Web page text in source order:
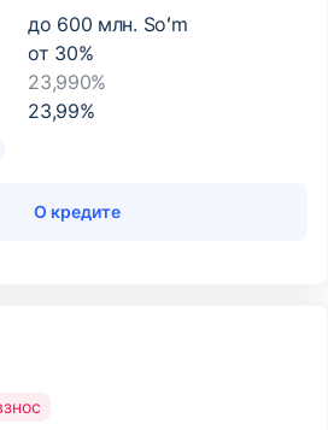
до 600 млн. Soʻm
от 30%
23,990%
23,99%
О кредите